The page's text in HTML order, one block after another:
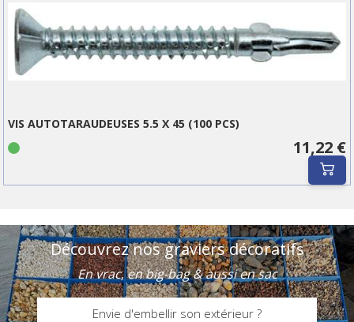
VIS AUTOTARAUDEUSES 5.5 X 45 (100 PCS)
11,22 €
Découvrez nos graviers décoratifs
En vrac, en big-bag & aussi en sac
Envie d'embellir son extérieur ?